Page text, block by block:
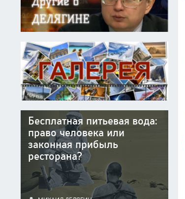
Бесплатная питьевая вода:
право человека или
законная прибыль
ресторана?